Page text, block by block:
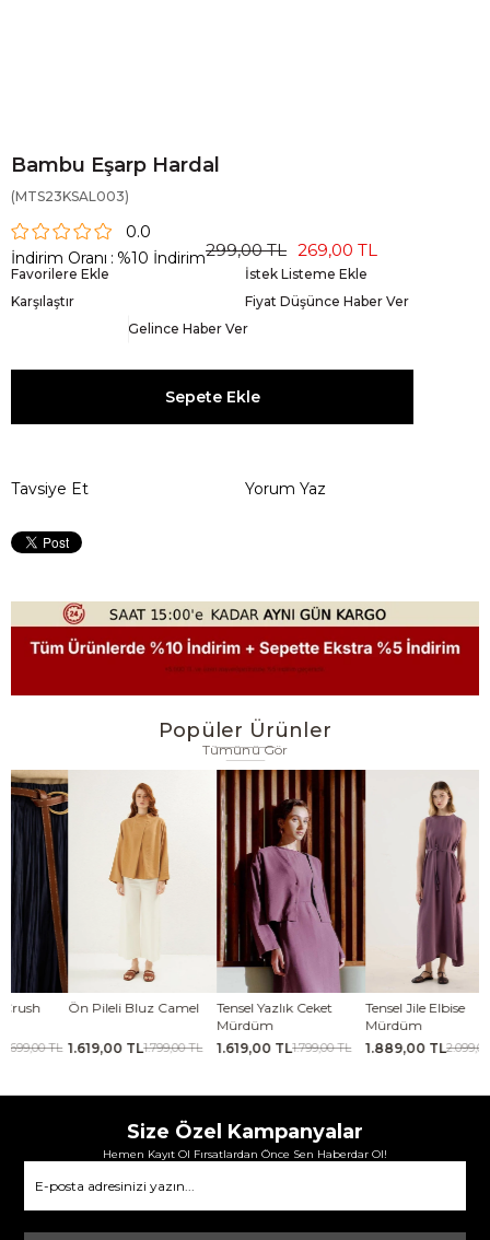
Bambu Eşarp Hardal
(MTS23KSAL003)
0.0
İndirim Oranı : %10 İndirim299,00 TL 269,00 TL
Favorilere Ekle
İstek Listeme Ekle
Karşılaştır
Fiyat Düşünce Haber Ver
Gelince Haber Ver
Tavsiye Et Yorum Yaz
Popüler Ürünler
Tümünü Gör
Ön Pileli Bluz Camel
1.619,00 TL1.799,00 TL
Tensel Yazlık Ceket
1.619,00 TL1.799,00 TL
Tensel Jile Elbise
1.889,00 TL2.099,00 TL
Size Özel Kampanyalar
Hemen Kayıt Ol Fırsatlardan Önce Sen Haberdar Ol!